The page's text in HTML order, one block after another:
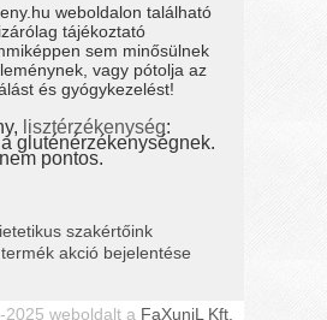
weboldalon található
tájékoztató
sem minősülnek
vagy pótolja az
és gyógykezelést!
lisztérzékenység:
gluténérzékenységnek.
pontos.
szakértőink
akció bejelentése
2025 weboldalt a FaXuniL Kft.